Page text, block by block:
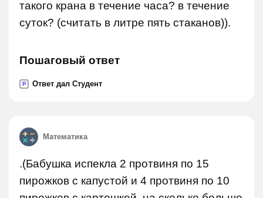
такого крана в течение часа? в течение
суток? (считать в литре пять стаканов)).
Пошаговый ответ
P Ответ дал Студент
Математика
.(Бабушка испекла 2 протвиня по 15
пирожков с капустой и 4 протвиня по 10